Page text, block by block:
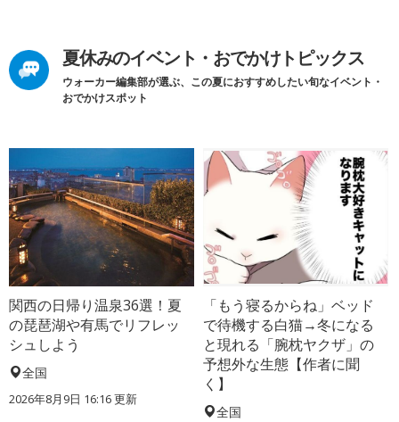
夏休みのイベント・おでかけトピックス
ウォーカー編集部が選ぶ、この夏におすすめしたい旬なイベント・
おでかけスポット
関西の日帰り温泉36選！夏
の琵琶湖や有馬でリフレッ
シュしよう
全国
2026年8月9日 16:16更新
「もう寝るからね」ベッド
で待機する白猫→冬になる
と現れる「腕枕ヤクザ」の
予想外な生態【作者に聞
く】
全国